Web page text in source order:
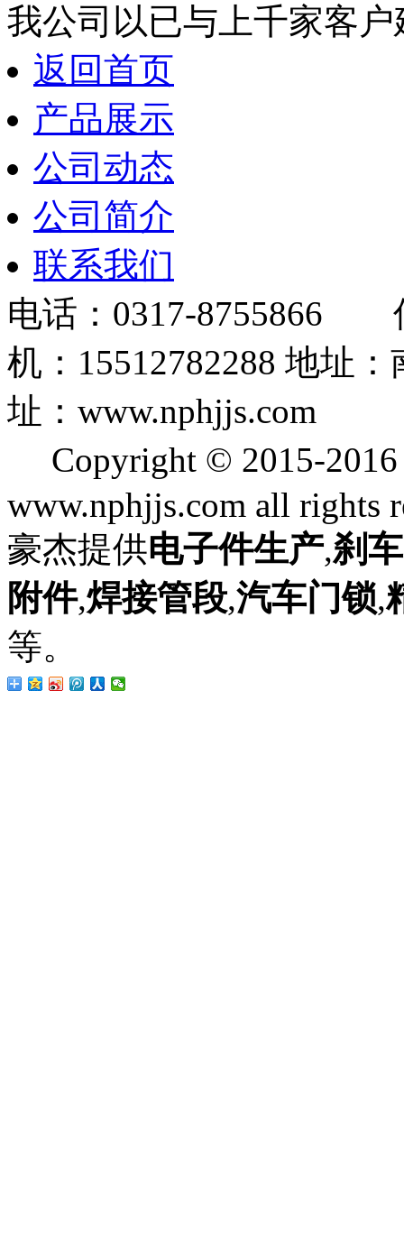
我公司以已与上千家客
返回首页
产品展示
公司动态
公司简介
联系我们
电话：0317-8755866
机：15512782288 地
址：www.nphjjs.com
Copyright © 2015-
www.nphjjs.com all rights
豪杰提供电子件生产,刹
附件,焊接管段,汽车门锁,
等。